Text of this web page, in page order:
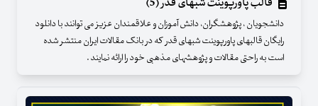
دانشجویان ، پژوهشگران، دانش آموزان و علاقمندان عزیز می توانند با دانلود
رایگان قالبهای پاورپوینت شبهای قدر که در بانک مقالات ایران منتشر شده
است به راحتی مقالات و پژوهشهای مذهبی خود را ارائه نمایند .